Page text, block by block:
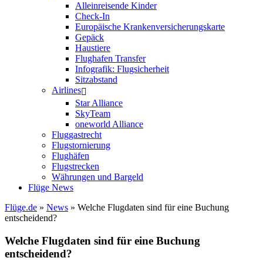
Alleinreisende Kinder
Check-In
Europäische Krankenversicherungskarte
Gepäck
Haustiere
Flughafen Transfer
Infografik: Flugsicherheit
Sitzabstand
Airlines
Star Alliance
SkyTeam
oneworld Alliance
Fluggastrecht
Flugstornierung
Flughäfen
Flugstrecken
Währungen und Bargeld
Flüge News
Flüge.de » News » Welche Flugdaten sind für eine Buchung
entscheidend?
Welche Flugdaten sind für eine Buchung
entscheidend?